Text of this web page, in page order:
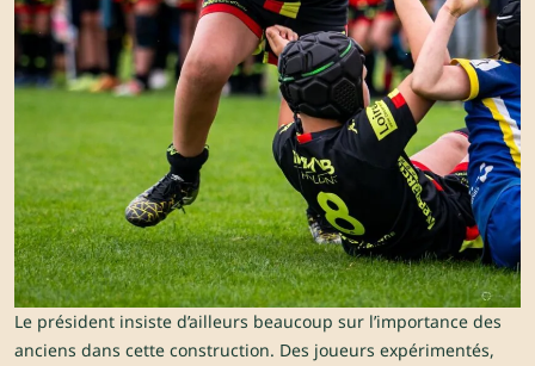
Le président insiste d’ailleurs beaucoup sur l’importance des
anciens dans cette construction. Des joueurs expérimentés,